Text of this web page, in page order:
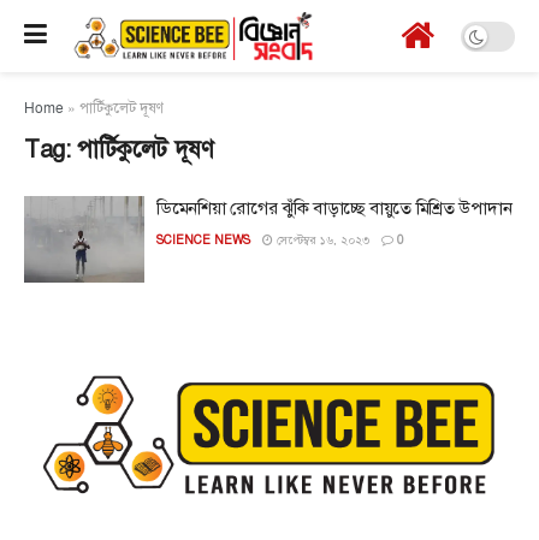
Home » পার্টিকুলেট দূষণ
Tag: পার্টিকুলেট দূষণ
ডিমেনশিয়া রোগের ঝুঁকি বাড়াচ্ছে বায়ুতে মিশ্রিত উপাদান
SCIENCE NEWS সেপ্টেম্বর ১৬, ২০২৩ 0